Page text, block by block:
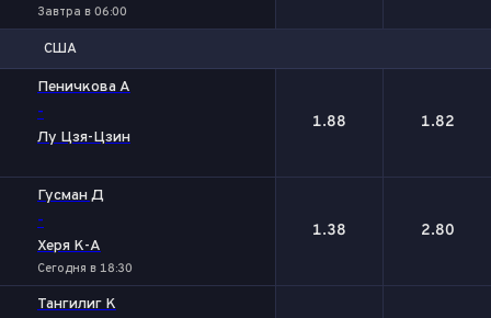
Завтра в 06:00
США
Пеничкова А
-
Лу Цзя-Цзин
1.88 1.82
Гусман Д
-
Херя К-А
Сегодня в 18:30
1.38 2.80
Тангилиг К